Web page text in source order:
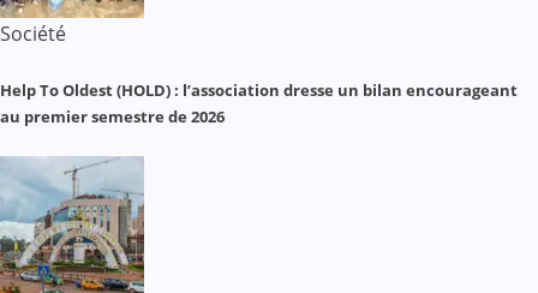
Société
Help To Oldest (HOLD) : l’association dresse un bilan encourageant
au premier semestre de 2026